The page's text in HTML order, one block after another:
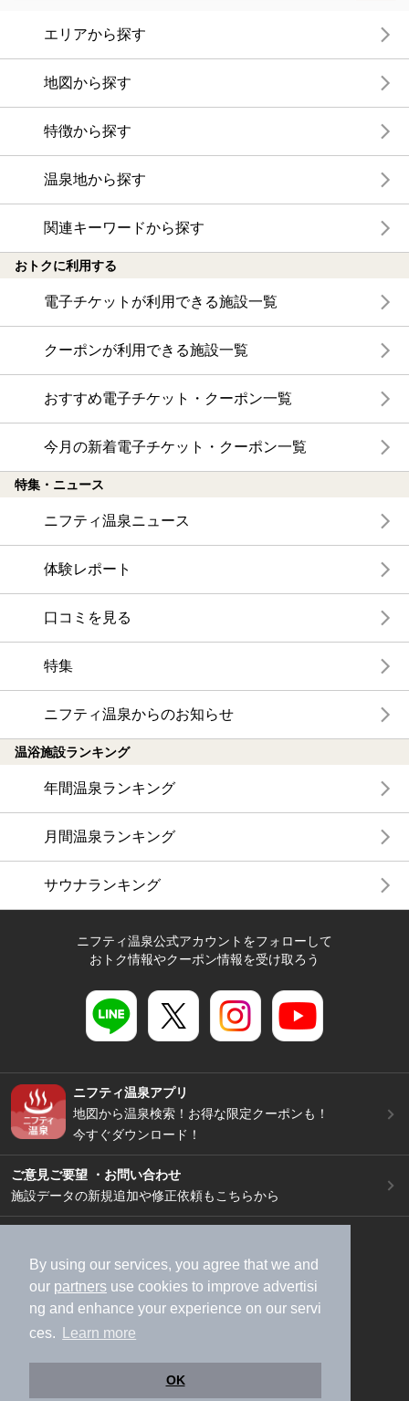
By using our services, you agree that we and
our partners use cookies to improve advertisi
ng and enhance your experience on our servi
ces.
Learn more
OK
エリアから探す
地図から探す
特徴から探す
温泉地から探す
関連キーワードから探す
おトクに利用する
電子チケットが利用できる施設一覧
クーポンが利用できる施設一覧
おすすめ電子チケット・クーポン一覧
今月の新着電子チケット・クーポン一覧
特集・ニュース
ニフティ温泉ニュース
体験レポート
口コミを見る
特集
ニフティ温泉からのお知らせ
温浴施設ランキング
年間温泉ランキング
月間温泉ランキング
サウナランキング
ニフティ温泉公式アカウントをフォローして
おトク情報やクーポン情報を受け取ろう
ニフティ温泉アプリ
地図から温泉検索！お得な限定クーポンも！
今すぐダウンロード！
ご意見ご要望 ・お問い合わせ
施設データの新規追加や修正依頼もこちらから
加盟店募集（資料請求）
広告出稿のご案内
利用規約
ライフスタイルMEMBERS+規約
特定商取引法に基づく表記
ヘルプ
採用情報
運営会社